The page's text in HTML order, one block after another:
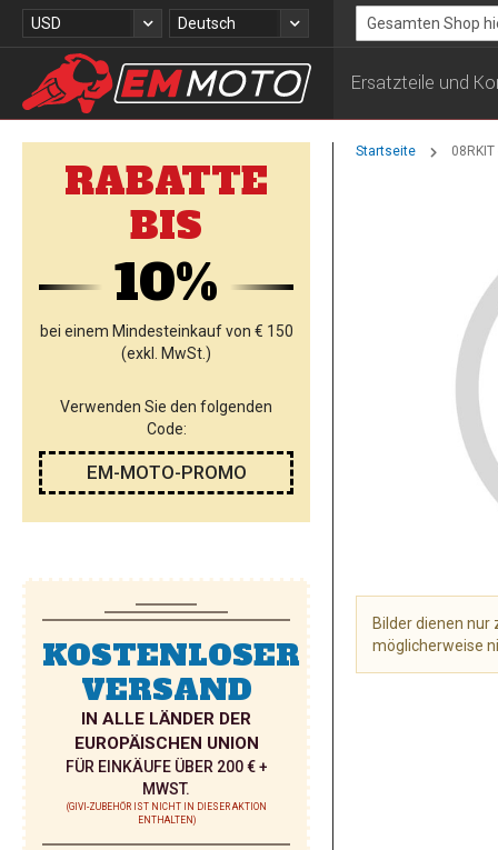
Zum
Inhalt
Währung
USD Sprache
Deutsch
Search
Ersatzteile und
Startseite
Bilder dienen
möglicherweise
RABATTE
BIS
10%
bei einem Mindesteinkauf von € 150
(exkl. MwSt.)
Verwenden Sie den folgenden
Code:
EM-MOTO-PROMO
KOSTENLOSER
VERSAND
IN ALLE LÄNDER DER
EUROPÄISCHEN UNION
FÜR EINKÄUFE ÜBER 200 € +
MWST.
(GIVI-ZUBEHÖR IST NICHT IN DIESER AKTION
ENTHALTEN)